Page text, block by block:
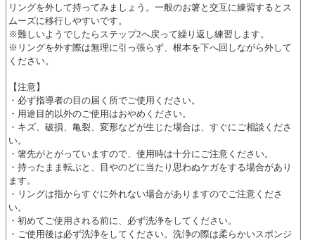
リングを外して持ってみましょう。一般のお箸と交互に練習するとス
ムーズに移行しやすいです。
※難しいようでしたらステップ2へ戻って繰り返し練習します。
※リングを外す際は無理に引っ張らず、根本を下へ回しながら外して
ください。
【注意】
・必ず指導者の目の届く所でご使用ください。
・用途目的以外のご使用はおやめください。
・キズ、破損、亀裂、変形などが生じた場合は、すぐにご相談くださ
い。
・箸先がとがっていますので、使用時は十分にご注意ください。
・持ったまま転ぶと、目やのどに当たり思わぬケガをする場合があり
ます。
・リングは指からすぐに外れない場合がありますのでご注意くださ
い。
・初めてご使用される前に、必ず洗浄をしてください。
・ご使用後は必ず洗浄をしてください。洗浄の際は柔らかいスポンジ